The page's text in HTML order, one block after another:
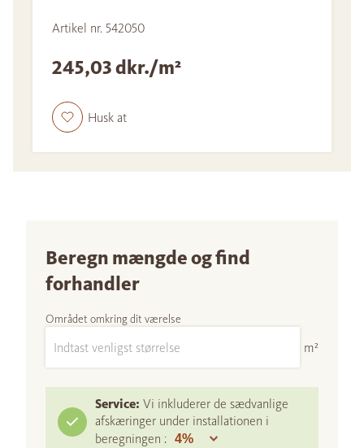
Artikel nr. 542050
245,03 dkr./m²
Husk at
Beregn mængde og find
forhandler
Området omkring dit værelse
m²
Service: Vi inkluderer de sædvanlige
afskæringer under installationen i
beregningen :